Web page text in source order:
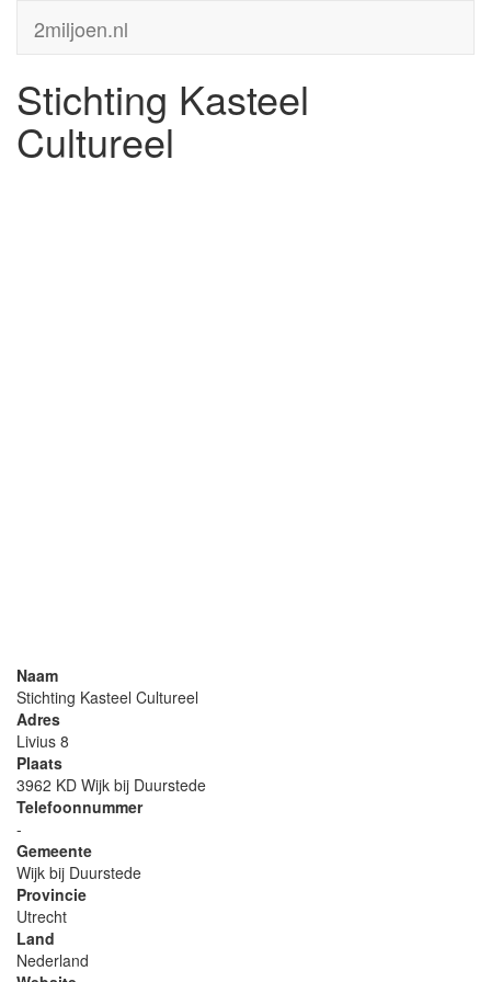
2miljoen.nl
Stichting Kasteel
Cultureel
Naam
Stichting Kasteel Cultureel
Adres
Livius 8
Plaats
3962 KD Wijk bij Duurstede
Telefoonnummer
-
Gemeente
Wijk bij Duurstede
Provincie
Utrecht
Land
Nederland